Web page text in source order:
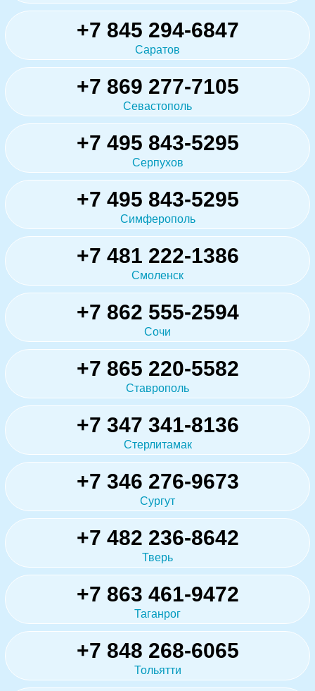
+7 845 294-6847
Саратов
+7 869 277-7105
Севастополь
+7 495 843-5295
Серпухов
+7 495 843-5295
Симферополь
+7 481 222-1386
Смоленск
+7 862 555-2594
Сочи
+7 865 220-5582
Ставрополь
+7 347 341-8136
Стерлитамак
+7 346 276-9673
Сургут
+7 482 236-8642
Тверь
+7 863 461-9472
Таганрог
+7 848 268-6065
Тольятти